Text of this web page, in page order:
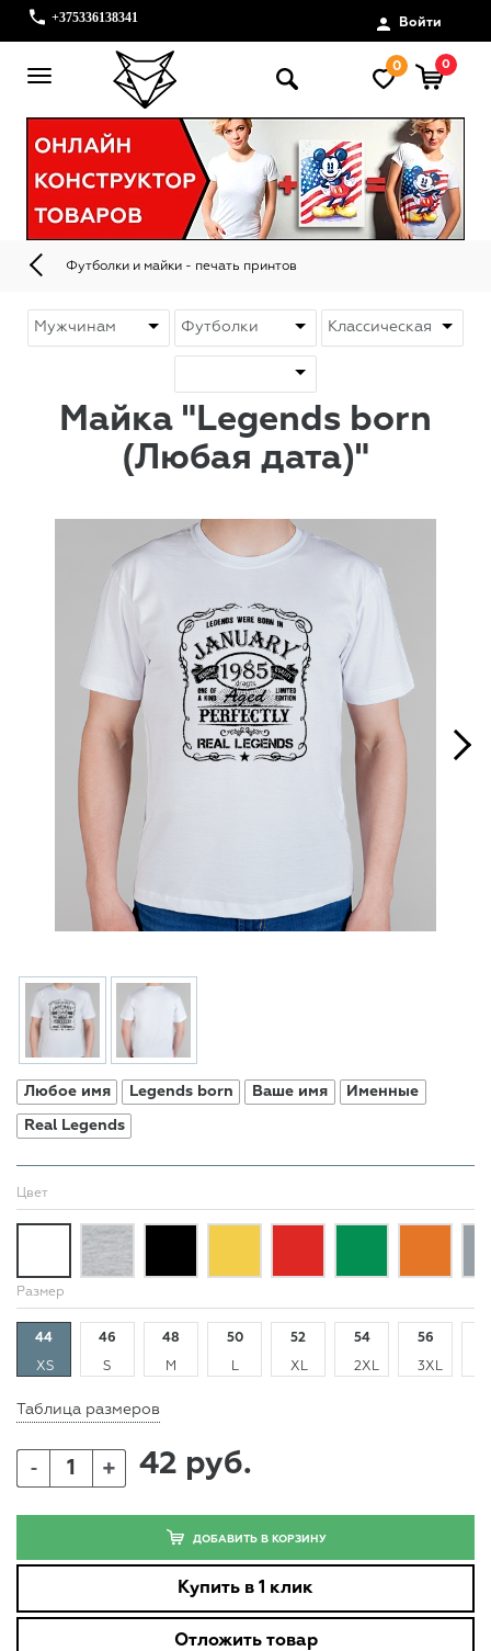
+375336138341 Войти
0 0
Футболки и майки - печать принтов
Майка "Legends born
(Любая дата)"
Любое имя Legends born Ваше имя Именные
Real Legends
Цвет
Размер
44
XS
46
S
48
M
50
L
52
XL
54
2XL
56
3XL
Таблица размеров
- + 42 руб.
ДОБАВИТЬ В КОРЗИНУ
Купить в 1 клик
Отложить товар